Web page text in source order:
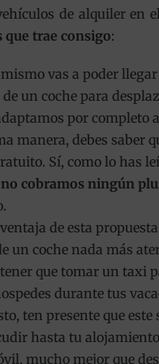
de alquiler en
que trae consigo:
vas a poder
un coche para
por completo
manera, debes saber
Sí, como lo has
no cobramos ningún
de esta propuesta
un coche nada más
que tomar un taxi
durante tus
ten presente que
hasta tu
mucho mejor que